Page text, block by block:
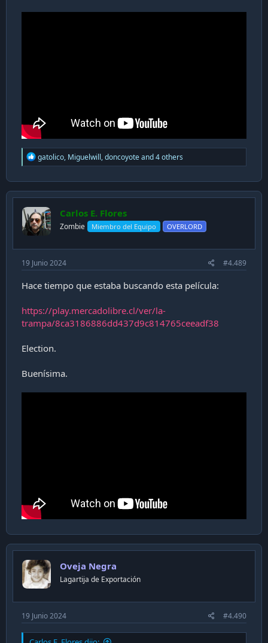
R
e
c
t
o
n
s
gatolico, Miguelwill,doncoyoteand 4 others
Carlos E. Flores
Zombie Miembro del Equipo OVERLORD
19 Junio 2024 #4.489
Hace tiempo que estaba buscando esta película:
https://play.mercadolibre.cl/ver/la-
trampa/8ca3186886dd437d9c814765ceeadf38
Election.
Buenísima.
Oveja Negra
Lagartija de Exportación
19 Junio 2024 #4.490